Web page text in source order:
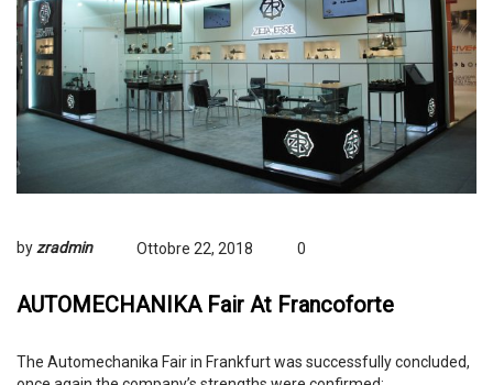
by zradmin Ottobre 22, 2018 0
AUTOMECHANIKA Fair At Francoforte
The Automechanika Fair in Frankfurt was successfully concluded,